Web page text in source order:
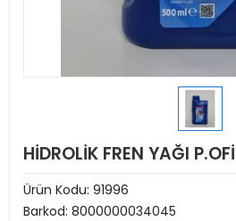
HİDROLİK FREN YAĞI
Ürün Kodu: 91996
Barkod: 8000000034045